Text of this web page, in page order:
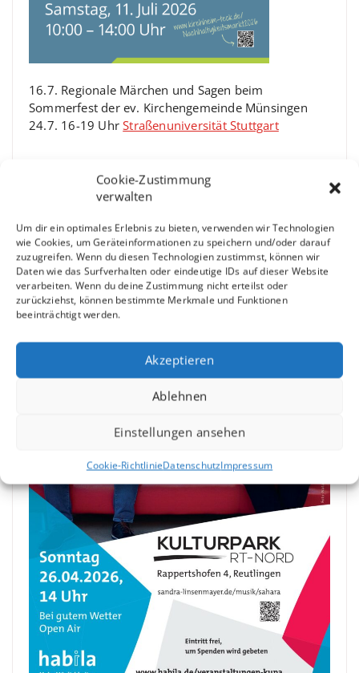
Cookie-Zustimmung
verwalten
Um dir ein optimales Erlebnis zu bieten, verwenden wir Technologien
wie Cookies, um Geräteinformationen zu speichern und/oder darauf
zuzugreifen. Wenn du diesen Technologien zustimmst, können wir
Daten wie das Surfverhalten oder eindeutige IDs auf dieser Website
verarbeiten. Wenn du deine Zustimmung nicht erteilst oder
zurückziehst, können bestimmte Merkmale und Funktionen
beeinträchtigt werden.
Akzeptieren
Ablehnen
Einstellungen ansehen
Cookie-RichtlinieDatenschutzImpressum
16.7. Regionale Märchen und Sagen beim
Sommerfest der ev. Kirchengemeinde Münsingen
24.7. 16-19 UhrStraßenuniversität Stuttgart
26.04. im Café Kulturpark RT-Nord